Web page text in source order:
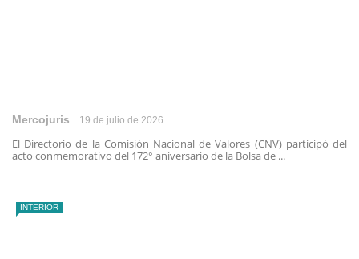
Mercojuris 19 de julio de 2026
El Directorio de la Comisión Nacional de Valores (CNV) participó del
acto conmemorativo del 172° aniversario de la Bolsa de ...
INTERIOR